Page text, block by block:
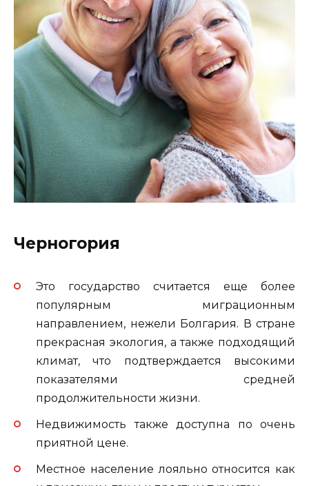
Черногория
Это государство считается еще более
популярным миграционным
направлением, нежели Болгария. В стране
прекрасная экология, а также подходящий
климат, что подтверждается высокими
показателями средней
продолжительности жизни.
Недвижимость также доступна по очень
приятной цене.
Местное население лояльно относится как